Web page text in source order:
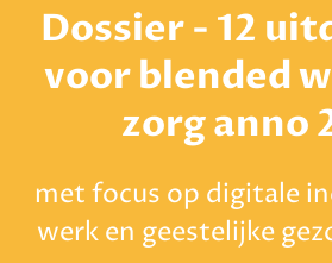
Dossier - 12
voor blended
zorg anno
met focus op digitale
werk en geestelijke